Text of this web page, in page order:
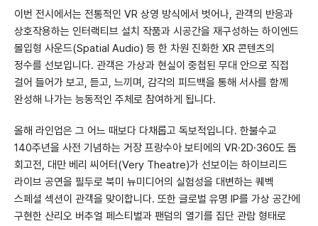
이번 전시에서는 전통적인 VR 상영 방식에서 벗어나, 관객의 반응과
상호작용하는 인터랙티브 설치 작품과 시공간을 재구성하는 하이엔드
몰입형 사운드(Spatial Audio) 등 한 차원 진화한 XR 콘텐츠의
정수를 선보입니다. 관객은 가상과 현실이 중첩된 무대 안으로 직접
걸어 들어가 보고, 듣고, 느끼며, 감각의 피드백을 통해 서사를 함께
완성해 나가는 능동적인 주체로 참여하게 됩니다.
올해 라인업은 그 어느 때보다 다채롭고 독보적입니다. 한불수교
140주년을 사전 기념하는 거장 프랑수아 보티에의 VR·2D·360도 돔
회고전, 대만 베리 씨어터(Very Theatre)가 선보이는 하이브리드
라이브 공연을 필두로 북미 뉴미디어의 실험성을 대변하는 퀘벡
스페셜 섹션이 관객을 맞이합니다. 또한 글로벌 유명 IP를 가상 공간에
구현한 산리오 버추얼 페스티벌과 팬덤의 열기를 집단 관람 형태로